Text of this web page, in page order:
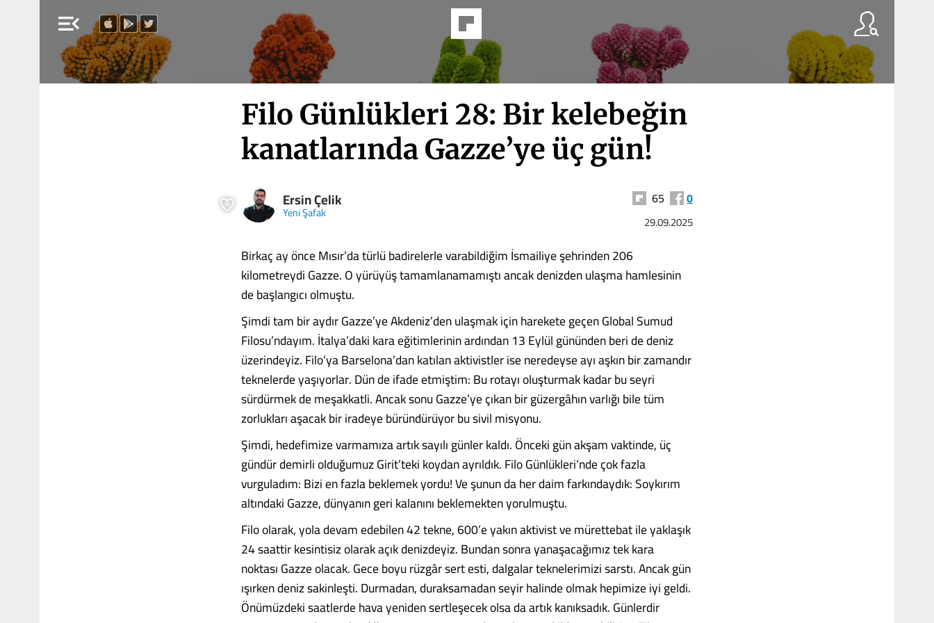
menu_open
Filo Günlükleri 28: Bir kelebeğin
kanatlarında Gazze’ye üç gün!
Ersin Çelik
Yeni Şafak
65 0
29.09.2025
Birkaç ay önce Mısır’da türlü badirelerle varabildiğim İsmailiye şehrinden 206
kilometreydi Gazze. O yürüyüş tamamlanamamıştı ancak denizden ulaşma hamlesinin
de başlangıcı olmuştu.
Şimdi tam bir aydır Gazze’ye Akdeniz’den ulaşmak için harekete geçen Global Sumud
Filosu’ndayım. İtalya’daki kara eğitimlerinin ardından 13 Eylül gününden beri de deniz
üzerindeyiz. Filo’ya Barselona’dan katılan aktivistler ise neredeyse ayı aşkın bir zamandır
teknelerde yaşıyorlar. Dün de ifade etmiştim: Bu rotayı oluşturmak kadar bu seyri
sürdürmek de meşakkatli. Ancak sonu Gazze’ye çıkan bir güzergâhın varlığı bile tüm
zorlukları aşacak bir iradeye büründürüyor bu sivil misyonu.
Şimdi, hedefimize varmamıza artık sayılı günler kaldı. Önceki gün akşam vaktinde, üç
gündür demirli olduğumuz Girit’teki koydan ayrıldık. Filo Günlükleri’nde çok fazla
vurguladım: Bizi en fazla beklemek yordu! Ve şunun da her daim farkındaydık: Soykırım
altındaki Gazze, dünyanın geri kalanını beklemekten yorulmuştu.
Filo olarak, yola devam edebilen 42 tekne, 600’e yakın aktivist ve mürettebat ile yaklaşık
24 saattir kesintisiz olarak açık denizdeyiz. Bundan sonra yanaşacağımız tek kara
noktası Gazze olacak. Gece boyu rüzgâr sert esti, dalgalar teknelerimizi sarstı. Ancak gün
ışırken deniz sakinleşti. Durmadan, duraksamadan seyir halinde olmak hepimize iyi geldi.
Önümüzdeki saatlerde hava yeniden sertleşecek olsa da artık kanıksadık. Günlerdir